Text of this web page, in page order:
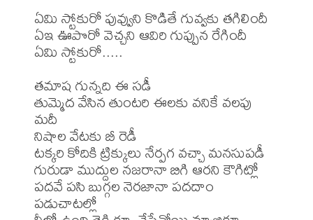
ఏమి స్టోకురో పువ్వుని కొడితే గువ్వకు తగిలిందీ
ఏఇ ఊపొరో వెచ్చని ఆవిరి గుప్పున రేగిందీ
ఏమి స్టోకురో.....
తమాష గున్నది ఈ సడీ
తుమ్మెద వేసిన తుంటరి ఈలకు వనికే వలపు
మదీ
నిషాల వేటకు బీ రెడీ
టక్కరి కోదికి ట్రిక్కులు నేర్పగ వచ్చా మనసుపడీ
గురుడా ముద్దుల నజరానా బిగి ఆరని కౌగిట్లో
పదవే పసి బుగ్గల నెరజానా పదదాం
పడుచాటల్లో